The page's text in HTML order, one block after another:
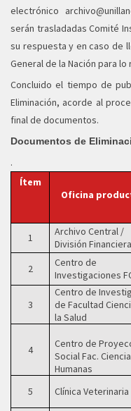
electrónico
serán trasladadas Comité
su respuesta y en caso de
General de la Nación para
Concluido el tiempo de
Eliminación, acorde al
final de documentos.
Documentos de
.
Ítem
Oficina
1
Archivo Central /
División Financiera
2
Centro de
Investigaciones
3
Centro de
de Facultad
la Salud
4
Centro de
Social Fac.
Humanas
5 Clínica Veterinaria